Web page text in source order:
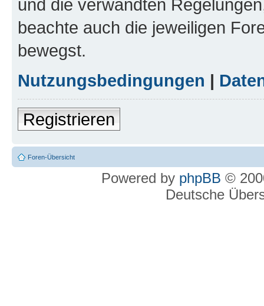
und die verwandten
beachte auch die jeweiligen
bewegst.
Nutzungsbedingungen |
Registrieren
Foren-Übersicht
Powered by phpBB ©
Deutsche